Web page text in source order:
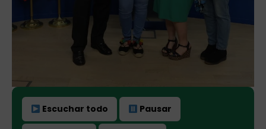
Escuchar todo Pausar